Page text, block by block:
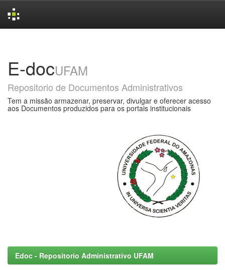
E-docUFAM
Repositorio de Documentos Administrativos
Tem a missão armazenar, preservar, divulgar e oferecer acesso
aos Documentos produzidos para os portais institucionais
Edoc - Repositorio Administrativo UFAM